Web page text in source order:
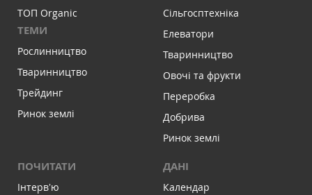
ТОП Organic
ТЕМИ
Рослинництво
Тваринництво
Трейдинг
Ринок землі
Сільгосптехніка
Елеватори
Тваринництво
Овочі та фрукти
Переробка
Добрива
Ринок землі
ПОЧИТАТИ
Інтервʼю
ДАНІ
Календар